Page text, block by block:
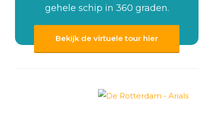
gehele schip in 360 graden.
Bekijk de virtuele tour hier